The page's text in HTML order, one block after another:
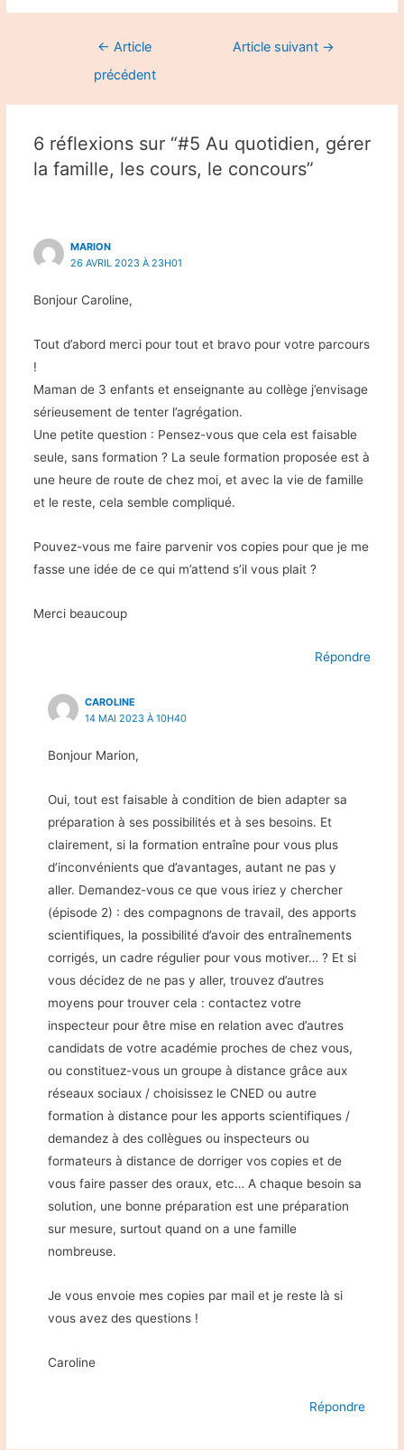
Navigation← Article
précédent
Article suivant →
6 réflexions sur “#5 Au quotidien, gérer
la famille, les cours, le concours”
MARION
26 AVRIL 2023 À 23H01
Bonjour Caroline,
Tout d’abord merci pour tout et bravo pour votre parcours
!
Maman de 3 enfants et enseignante au collège j’envisage
sérieusement de tenter l’agrégation.
Une petite question : Pensez-vous que cela est faisable
seule, sans formation ? La seule formation proposée est à
une heure de route de chez moi, et avec la vie de famille
et le reste, cela semble compliqué.
Pouvez-vous me faire parvenir vos copies pour que je me
fasse une idée de ce qui m’attend s’il vous plait ?
Merci beaucoup
Répondre
CAROLINE
14 MAI 2023 À 10H40
Bonjour Marion,
Oui, tout est faisable à condition de bien adapter sa
préparation à ses possibilités et à ses besoins. Et
clairement, si la formation entraîne pour vous plus
d’inconvénients que d’avantages, autant ne pas y
aller. Demandez-vous ce que vous iriez y chercher
(épisode 2) : des compagnons de travail, des apports
scientifiques, la possibilité d’avoir des entraînements
corrigés, un cadre régulier pour vous motiver… ? Et si
vous décidez de ne pas y aller, trouvez d’autres
moyens pour trouver cela : contactez votre
inspecteur pour être mise en relation avec d’autres
candidats de votre académie proches de chez vous,
ou constituez-vous un groupe à distance grâce aux
réseaux sociaux / choisissez le CNED ou autre
formation à distance pour les apports scientifiques /
demandez à des collègues ou inspecteurs ou
formateurs à distance de dorriger vos copies et de
vous faire passer des oraux, etc… A chaque besoin sa
solution, une bonne préparation est une préparation
sur mesure, surtout quand on a une famille
nombreuse.
Je vous envoie mes copies par mail et je reste là si
vous avez des questions !
Caroline
Répondre